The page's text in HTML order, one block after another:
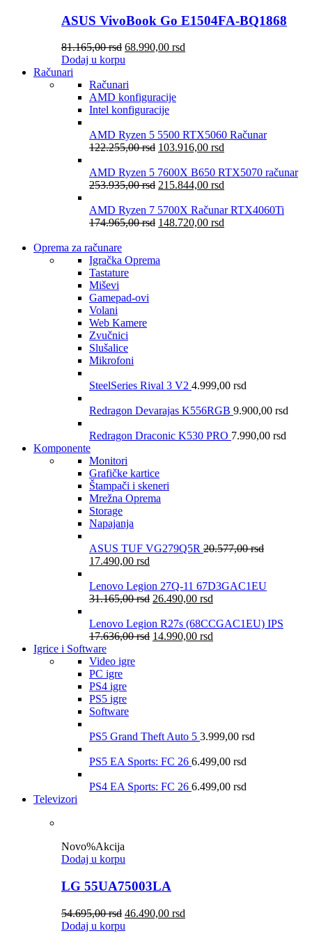
ASUS VivoBook Go E1504FA-BQ1868
81.165,00rsd 68.990,00 rsd
Dodaj u korpu
Računari
Računari
AMD konfiguracije
Intel konfiguracije
AMD Ryzen 5 5500 RTX5060 Računar
122.255,00rsd 103.916,00 rsd
AMD Ryzen 5 7600X B650 RTX5070 računar
253.935,00rsd 215.844,00 rsd
AMD Ryzen 7 5700X Računar RTX4060Ti
174.965,00rsd 148.720,00 rsd
Oprema za računare
Igračka Oprema
Tastature
Miševi
Gamepad-ovi
Volani
Web Kamere
Zvučnici
Slušalice
Mikrofoni
SteelSeries Rival 3 V2 4.999,00 rsd
Redragon Devarajas K556RGB 9.900,00 rsd
Redragon Draconic K530 PRO 7.990,00 rsd
Komponente
Monitori
Grafičke kartice
Štampači i skeneri
Mrežna Oprema
Storage
Napajanja
ASUS TUF VG279Q5R 20.577,00rsd
17.490,00 rsd
Lenovo Legion 27Q-11 67D3GAC1EU
31.165,00rsd 26.490,00 rsd
Lenovo Legion R27s (68CCGAC1EU) IPS
17.636,00rsd 14.990,00 rsd
Igrice i Software
Video igre
PC igre
PS4 igre
PS5 igre
Software
PS5 Grand Theft Auto 5 3.999,00 rsd
PS5 EA Sports: FC 26 6.499,00 rsd
PS4 EA Sports: FC 26 6.499,00 rsd
Televizori
Novo%Akcija
Dodaj u korpu
LG 55UA75003LA
54.695,00rsd 46.490,00 rsd
Dodaj u korpu